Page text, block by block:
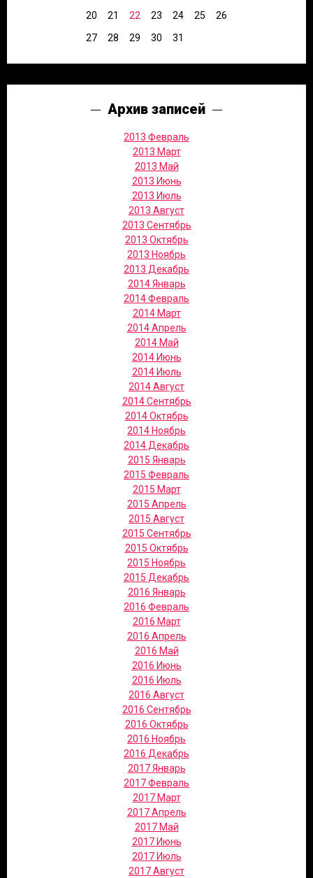
20
21 22 23 24 25
26
27
28 29 30 31
Архив записей
2013 Февраль
2013 Март
2013 Май
2013 Июнь
2013 Июль
2013 Август
2013 Сентябрь
2013 Октябрь
2013 Ноябрь
2013 Декабрь
2014 Январь
2014 Февраль
2014 Март
2014 Апрель
2014 Май
2014 Июнь
2014 Июль
2014 Август
2014 Сентябрь
2014 Октябрь
2014 Ноябрь
2014 Декабрь
2015 Январь
2015 Февраль
2015 Март
2015 Апрель
2015 Август
2015 Сентябрь
2015 Октябрь
2015 Ноябрь
2015 Декабрь
2016 Январь
2016 Февраль
2016 Март
2016 Апрель
2016 Май
2016 Июнь
2016 Июль
2016 Август
2016 Сентябрь
2016 Октябрь
2016 Ноябрь
2016 Декабрь
2017 Январь
2017 Февраль
2017 Март
2017 Апрель
2017 Май
2017 Июнь
2017 Июль
2017 Август